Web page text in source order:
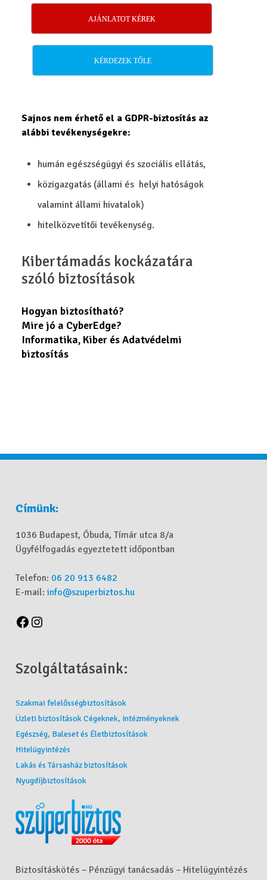
AJÁNLATOT KÉREK
KÉRDEZEK TŐLE
Sajnos nem érhető el a GDPR-biztosítás az
alábbi tevékenységekre:
humán egészségügyi és szociális ellátás,
közigazgatás (állami és helyi hatóságok
valamint állami hivatalok)
hitelközvetítői tevékenység.
Kibertámadás kockázatára
szóló biztosítások
Hogyan biztosítható?
Mire jó a CyberEdge?
Informatika, Kiber és Adatvédelmi
biztosítás
Címünk:
1036 Budapest, Óbuda, Tímár utca 8/a
Ügyfélfogadás egyeztetett időpontban
Telefon: 06 20 913 6482
E-mail:info@szuperbiztos.hu
Szolgáltatásaink:
Szakmai felelősségbiztosítások
Üzleti biztosítások Cégeknek, Intézményeknek
Egészség, Baleset és Életbiztosítások
Hitelügyintézés
Lakás és Társasház biztosítások
Nyugdíjbiztosítások
Biztosításkötés – Pénzügyi tanácsadás – Hitelügyintézés